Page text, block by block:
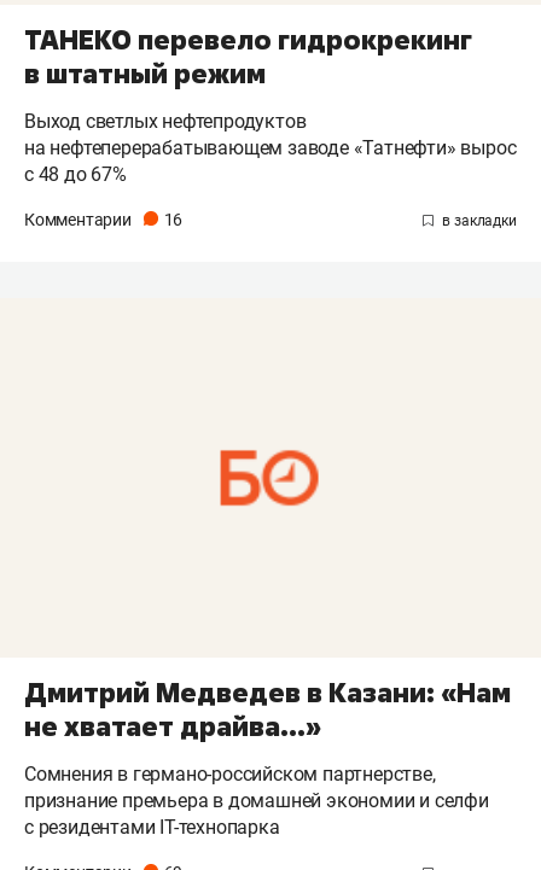
ТАНЕКО перевело гидрокрекинг
в штатный режим
Выход светлых нефтепродуктов
на нефтеперерабатывающем заводе «Татнефти» вырос
с 48 до 67%
Комментарии 16
Дмитрий Медведев в Казани: «Нам
не хватает драйва...»
Сомнения в германо-российском партнерстве,
признание премьера в домашней экономии и селфи
с резидентами IT-технопарка